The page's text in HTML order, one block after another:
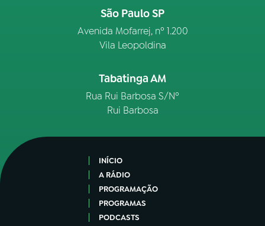
São Paulo SP
Avenida Mofarrej, nº 1.200
Vila Leopoldina
Tabatinga AM
Rua Rui Barbosa S/Nº
Rui Barbosa
INÍCIO
A RÁDIO
PROGRAMAÇÃO
PROGRAMAS
PODCASTS